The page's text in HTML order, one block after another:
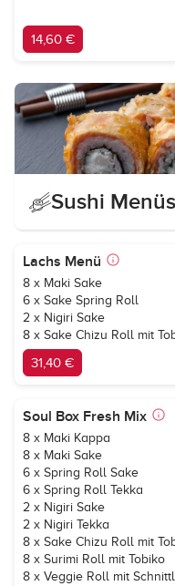
14,60 €
Sushi Menüs
Lachs Menü
8 x Maki Sake
6 x Sake Spring Roll
2 x Nigiri Sake
8 x Sake Chizu Roll mit
31,40 €
Soul Box Fresh Mix
8 x Maki Kappa
8 x Maki Sake
6 x Spring Roll Sake
6 x Spring Roll Tekka
2 x Nigiri Sake
2 x Nigiri Tekka
8 x Sake Chizu Roll mit
8 x Surimi Roll mit Tobiko
8 x Veggie Roll mit